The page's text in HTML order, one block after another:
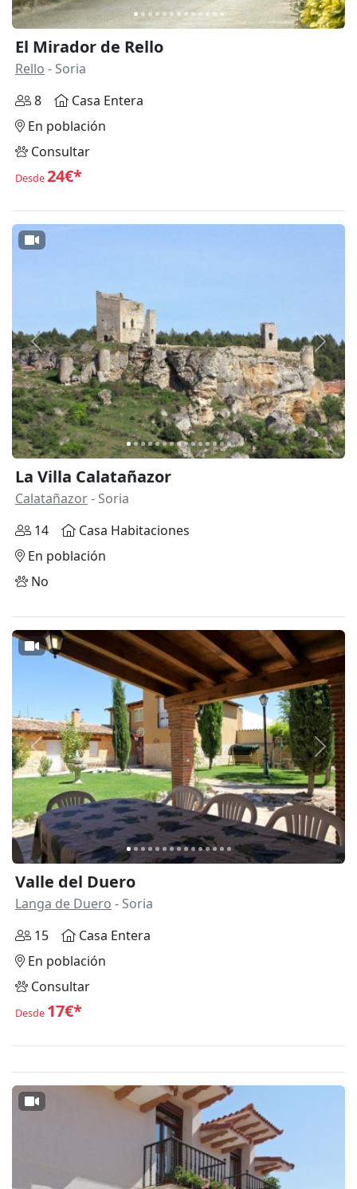
El Mirador de Rello
Rello - Soria
8
Casa Entera
En población
Consultar
Desde24€*
Anterior
La Villa Calatañazor
Calatañazor- Soria
14
Casa Habitaciones
En población
No
Anterior
Valle del Duero
Langa de Duero - Soria
15
Casa Entera
En población
Consultar
Desde 17€*